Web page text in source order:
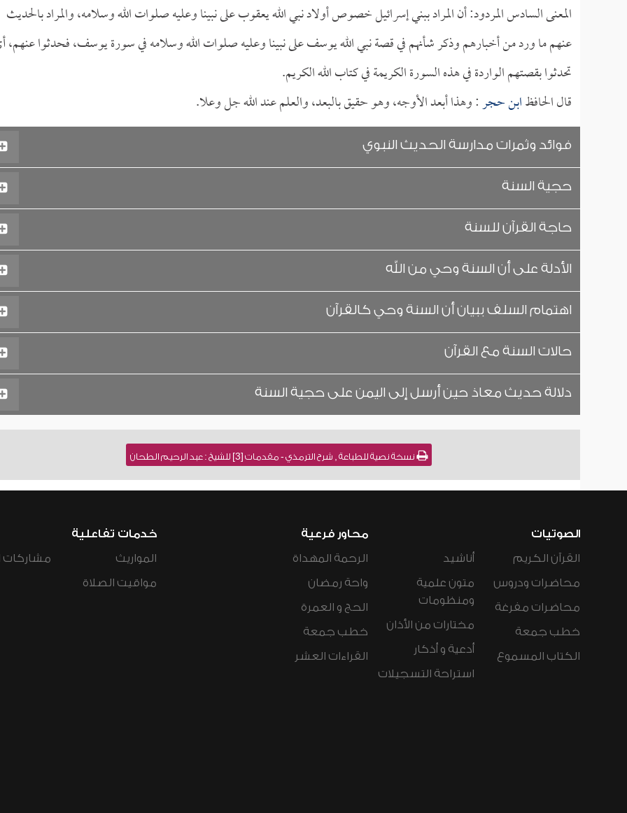
المعنى السادس المردود: أن المراد ببني إسرائيل خصوص أولاد نبي الله يعقوب على نبينا وعليه صلوات الله وسلامه، والمراد بالحديث
عنهم ما ورد من أخبارهم وذكر شأنهم في قصة نبي الله يوسف على نبينا وعليه صلوات الله وسلامه في سورة يوسف، فحدثوا عنهم،
تحدثوا بقصتهم الواردة في هذه السورة الكريمة في كتاب الله الكريم.
قال الحافظابن حجر: وهذا أبعد الأوجه، وهو حقيق بالبعد، والعلم عند الله جل وعلا.
فوائد وثمرات مدارسة الحديث النبوي
حجية السنة
حاجة القرآن للسنة
الأدلة على أن السنة وحي من الله
اهتمام السلف ببيان أن السنة وحي كالقرآن
حالات السنة مع القرآن
دلالة حديث معاذ حين أرسل إلى اليمن على حجية السنة
نسخة نصية للطباعة , شرح الترمذي - مقدمات [3] للشيخ : عبد الرحيم الطحان
الصوتيات
القرآن الكريم
محاضرات ودروس
محاضرات مفرغة
خطب جمعة
الكتاب المسموع
أناشيد
متون علمية
ومنظومات
مختارات من الأذان
أدعية و أذكار
استراحة التسجيلات
محاور فرعية
الرحمة المهداة
واحة رمضان
الحج و العمرة
خطب جمعة
القراءات العشر
خدمات تفاعلية
المواريث
مواقيت الصلاة
مشاركات